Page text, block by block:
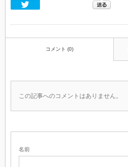
コメント (0)
この記事へのコメントはありません。
名前